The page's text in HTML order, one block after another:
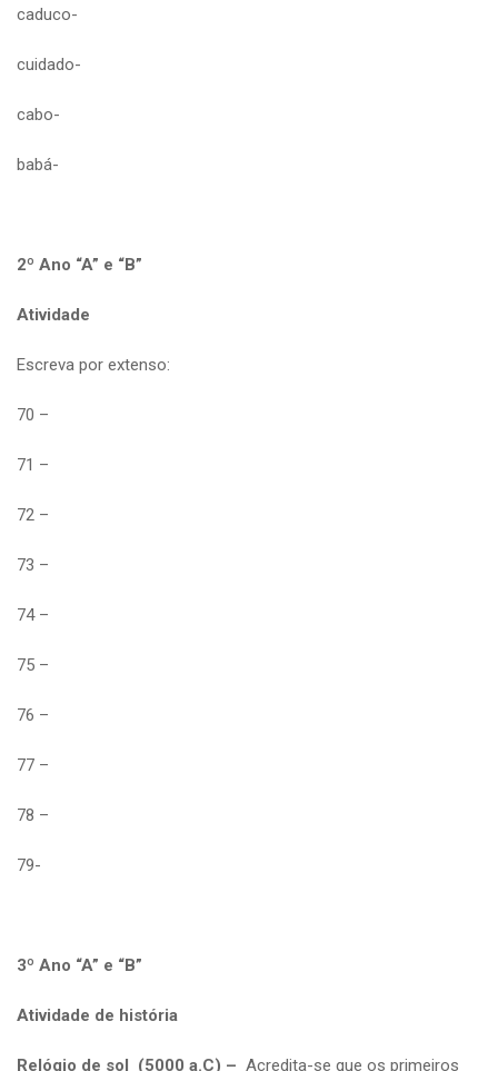
caduco-
cuidado-
cabo-
babá-
2º Ano “A” e “B”
Atividade
Escreva por extenso:
70 –
71 –
72 –
73 –
74 –
75 –
76 –
77 –
78 –
79-
3º Ano “A” e “B”
Atividade de história
Relógio de sol (5000 a.C) – Acredita-se que os primeiros